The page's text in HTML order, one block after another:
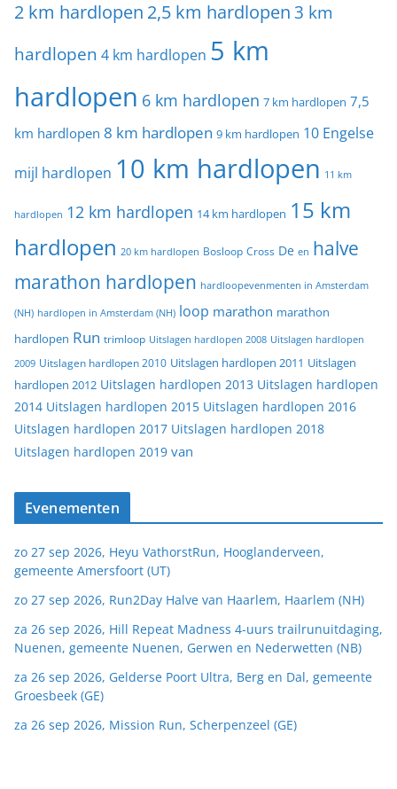
2 km hardlopen 2,5 km hardlopen 3 km
hardlopen 4 km hardlopen 5 km
hardlopen 6 km hardlopen 7 km hardlopen 7,5
km hardlopen 8 km hardlopen 9 km hardlopen 10 Engelse
mijl hardlopen 10 km hardlopen 11 km
hardlopen 12 km hardlopen 14 km hardlopen 15 km
hardlopen 20 km hardlopen Bosloop Cross De en halve
marathon hardlopen hardloopevenmenten in Amsterdam
(NH) hardlopen in Amsterdam (NH) loop marathon marathon
hardlopen Run trimloop Uitslagen hardlopen 2008 Uitslagen hardlopen
2009 Uitslagen hardlopen 2010 Uitslagen hardlopen 2011 Uitslagen
hardlopen 2012 Uitslagen hardlopen 2013 Uitslagen hardlopen
2014 Uitslagen hardlopen 2015 Uitslagen hardlopen 2016
Uitslagen hardlopen 2017 Uitslagen hardlopen 2018
Uitslagen hardlopen 2019 van
Evenementen
zo 27 sep 2026, Heyu VathorstRun, Hooglanderveen,
gemeente Amersfoort (UT)
zo 27 sep 2026, Run2Day Halve van Haarlem, Haarlem (NH)
za 26 sep 2026, Hill Repeat Madness 4-uurs trailrunuitdaging,
Nuenen, gemeente Nuenen, Gerwen en Nederwetten (NB)
za 26 sep 2026, Gelderse Poort Ultra, Berg en Dal, gemeente
Groesbeek (GE)
za 26 sep 2026, Mission Run, Scherpenzeel (GE)